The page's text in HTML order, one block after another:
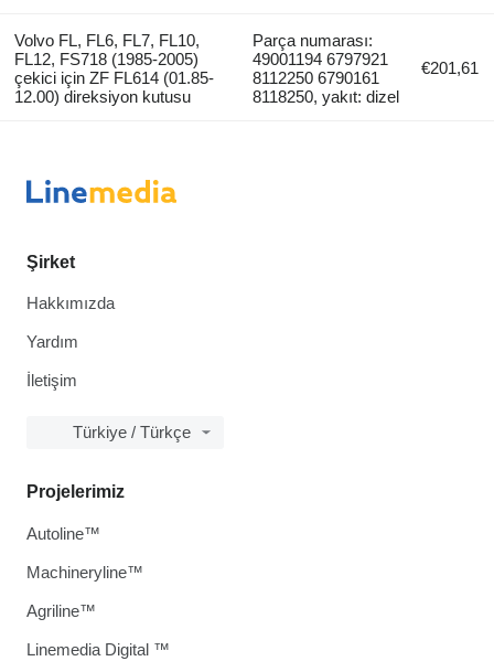
Volvo FL, FL6, FL7, FL10,
FL12, FS718 (1985-2005)
çekici için ZF FL614 (01.85-
12.00) direksiyon kutusu
Parça numarası:
49001194 6797921
8112250 6790161
8118250, yakıt: dizel
€201,61
Şirket
Hakkımızda
Yardım
İletişim
Türkiye / Türkçe
Projelerimiz
Autoline™
Machineryline™
Agriline™
Linemedia Digital ™